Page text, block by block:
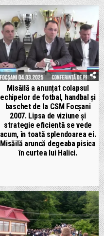
Misăilă a anunțat colapsul
echipelor de fotbal, handbal și
baschet de la CSM Focșani
2007. Lipsa de viziune și
strategie eficientă se vede
acum, în toată splendoarea ei.
Misăilă aruncă degeaba pisica
în curtea lui Halici.